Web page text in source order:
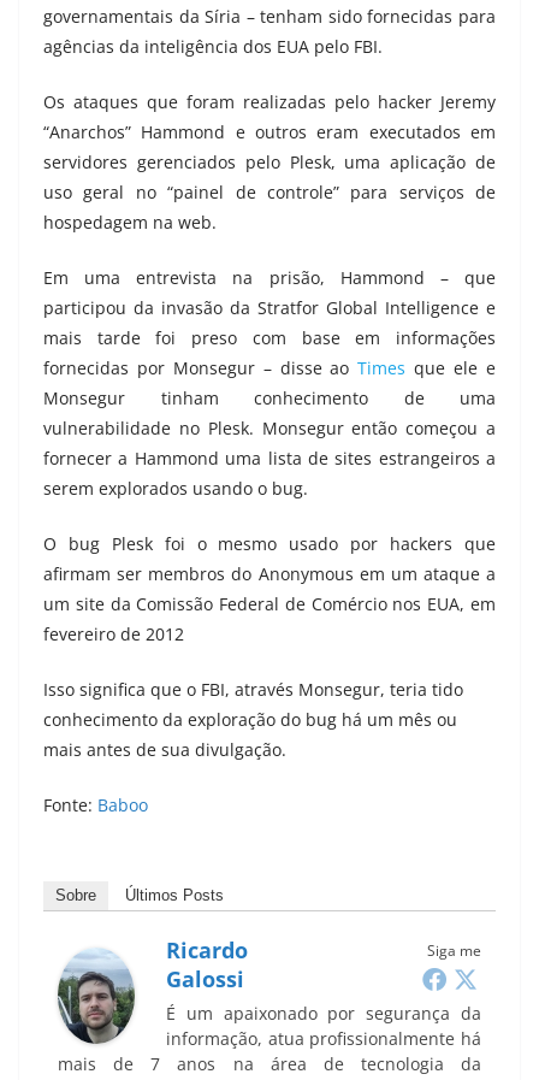
governamentais da Síria – tenham sido fornecidas para
agências da inteligência dos EUA pelo FBI.
Os ataques que foram realizadas pelo hacker Jeremy
“Anarchos” Hammond e outros eram executados em
servidores gerenciados pelo Plesk, uma aplicação de
uso geral no “painel de controle” para serviços de
hospedagem na web.
Em uma entrevista na prisão, Hammond – que
participou da invasão da Stratfor Global Intelligence e
mais tarde foi preso com base em informações
fornecidas por Monsegur – disse aoTimes que ele e
Monsegur tinham conhecimento de uma
vulnerabilidade no Plesk. Monsegur então começou a
fornecer a Hammond uma lista de sites estrangeiros a
serem explorados usando o bug.
O bug Plesk foi o mesmo usado por hackers que
afirmam ser membros do Anonymous em um ataque a
um site da Comissão Federal de Comércio nos EUA, em
fevereiro de 2012
Isso significa que o FBI, através Monsegur, teria tido
conhecimento da exploração do bug há um mês ou
mais antes de sua divulgação.
Fonte: Baboo
Sobre Últimos Posts
Siga me
Ricardo
Galossi
É um apaixonado por segurança da
informação, atua profissionalmente há
mais de 7 anos na área de tecnologia da